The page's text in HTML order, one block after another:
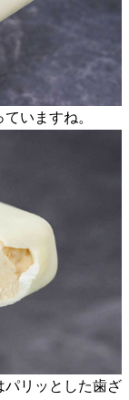
いますね。
パリッとした歯ざ